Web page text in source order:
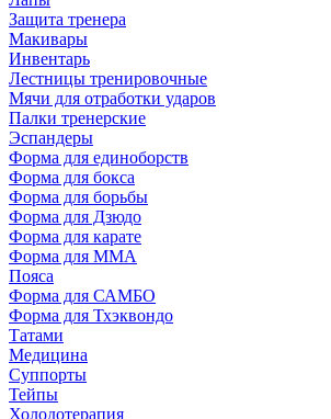
Защита тренера
Макивары
Инвентарь
Лестницы тренировочные
Мячи для отработки ударов
Палки тренерские
Эспандеры
Форма для единоборств
Форма для бокса
Форма для борьбы
Форма для Дзюдо
Форма для карате
Форма для MMA
Пояса
Форма для САМБО
Форма для Тхэквондо
Татами
Медицина
Суппорты
Тейпы
Холодотерапия